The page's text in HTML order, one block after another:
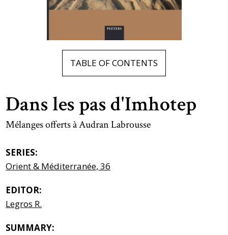
TABLE OF CONTENTS
Dans les pas d'Imhotep
Mélanges offerts à Audran Labrousse
SERIES:
Orient & Méditerranée, 36
EDITOR:
Legros R.
SUMMARY: